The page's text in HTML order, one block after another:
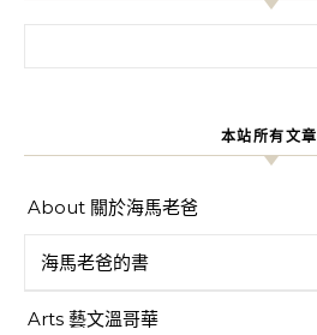
本站所有文章
About 關於海馬老爸
海馬老爸的書
Arts 藝文溫哥華